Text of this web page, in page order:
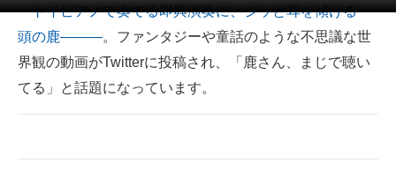
注目記事を集めた総合ページ
ITの今と未来を見通す
スマホと通信の最新トレンド
トイピアノで奏でる即興演奏に、ジッと耳を傾ける一
頭の鹿―――。ファンタジーや童話のような不思議な世
界観の動画がTwitterに投稿され、「鹿さん、まじで聴い
てる」と話題になっています。